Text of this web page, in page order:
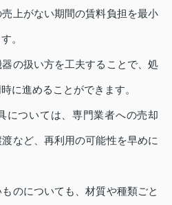
上がない期間の賃料負担を最小
。
の扱い方を工夫することで、処
に進めることができます。
については、専門業者への売却
など、再利用の可能性を早めに
のについても、材質や種類ごと